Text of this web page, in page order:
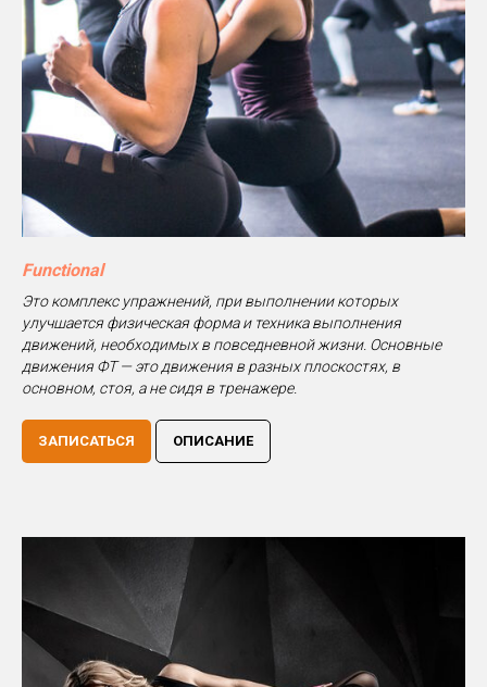
Functional
Это комплекс упражнений, при выполнении которых
улучшается физическая форма и техника выполнения
движений, необходимых в повседневной жизни. Основные
движения ФТ — это движения в разных плоскостях, в
основном, стоя, а не сидя в тренажере.
ЗАПИСАТЬСЯ ОПИСАНИЕ